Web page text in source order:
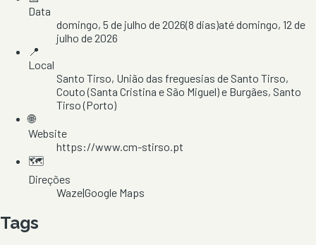
Data
domingo, 5 de julho de 2026(8 dias)atédomingo, 12 de
julho de 2026
📍
Local
Santo Tirso, União das freguesias de Santo Tirso,
Couto (Santa Cristina e São Miguel) e Burgães, Santo
Tirso(Porto)
🌐
Website
https://www.cm-stirso.pt
🗺️
Direções
Waze|Google Maps
Tags